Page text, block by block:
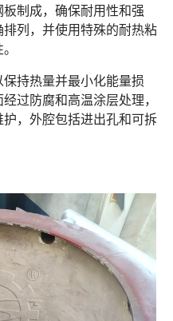
制成，确保耐用性和强
列，并使用特殊的耐热粘
持热量并最小化能量损
过防腐和高温涂层处理，
，外腔包括进出孔和可拆